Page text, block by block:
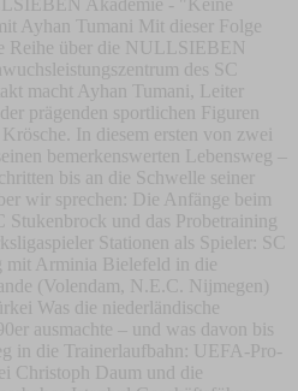
Akademie - "Keine
Ayhan Tumani Mit dieser Folge
Reihe über die NULLSIEBEN
des SC
macht Ayhan Tumani, Leiter
prägenden sportlichen Figuren
In diesem ersten von zwei
bemerkenswerten Lebensweg –
bis an die Schwelle seiner
wir sprechen: Die Anfänge beim
und das Probetraining
Stationen als Spieler: SC
mit Arminia Bielefeld in die
(Volendam, N.E.C. Nijmegen)
Was die niederländische
ausmachte – und was davon bis
in die Trainerlaufbahn: UEFA-Pro-
Christoph Daum und die